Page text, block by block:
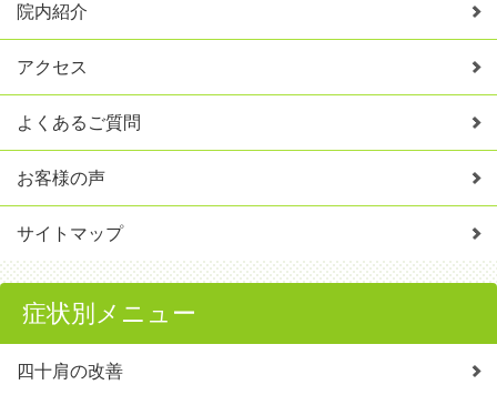
院内紹介
アクセス
よくあるご質問
お客様の声
サイトマップ
症状別メニュー
四十肩の改善